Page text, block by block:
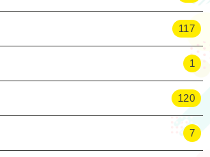
117
1
120
7